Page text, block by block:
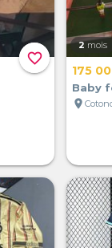
favorite_border
2 mois
175
Baby
location_on